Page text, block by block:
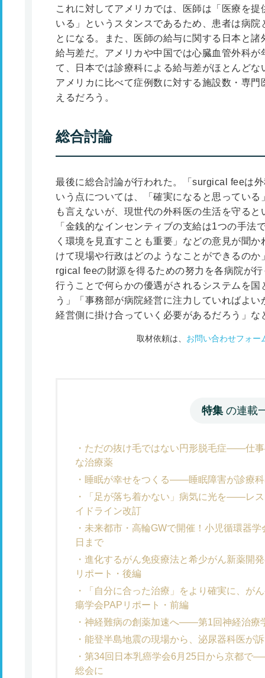
これに対してアメリカでは、医師は「医療を
いる」というスタンスであるため、患者は病
とになる。また、医師の給与に関する日本と
給与差だ。アメリカや中国では心臓血管外科
て、日本では診療科による給与差がほとんど
アメリカに比べて症例数に対する施設数・専
えるだろう。
総合討論
最後に総合討論が行われた。「surgical feeは
いう点については、「確実になると思ってい
も言えないが、現世代の外科医の生活を守る
「金銭的なインセンティブの支給は1つの手法
く環境を見直すことも重要」などの意見が聞
けて現場や行政はどのようなことができるの
rgical feeの財源を得るための努力を各病院が
行うことで何らかの優遇がされるシステムを
う」「事務部が病院経営に注力していればよ
経営側に掛け合っていく必要があるだろう」な
取材依頼は、 お問い合わせフォー
特集 の連載
ただの抜け毛ではない円形脱毛症――仕
な治療薬
睡眠が幸せをつくる――睡眠障害が診療
「足が落ち着かない」病気に光を――レ
イドライン改訂
未来都市・高輪GWで開催！小児循環器
日まで
進化するがん免疫療法と希少がん新薬開
リポート・後編
「自分に合った治療」をより確実に、
瘍学会PAPリポート・前編
神経難病の創薬加速へ――第1回神経治療
能登半島地震の現場から、泌尿器科医が
第34回日本乳癌学会6月25日から京都で
総会に